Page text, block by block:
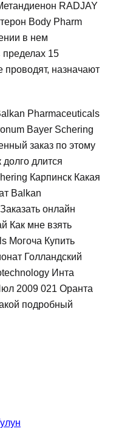
RADJAY
Body Pharm
в нем
пределах 15
проводят, назначают
Pharmaceuticals
Bayer Schering
заказ по этому
длится
Карпинск Какая
Balkan
онлайн
Как мне взять
Могоча Купить
Голландский
Инта
2009 021 Оранта
подробный